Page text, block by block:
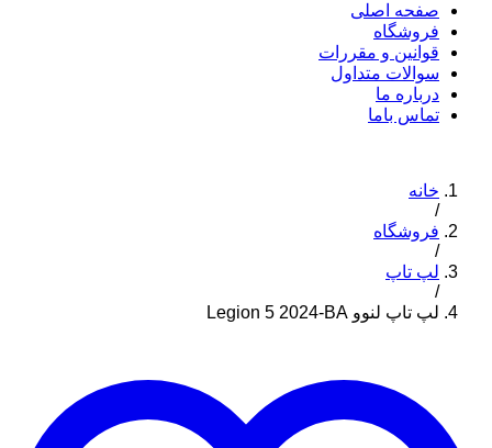
صفحه اصلی
فروشگاه
قوانین و مقررات
سوالات متداول
درباره ما
تماس باما
خانه
/
فروشگاه
/
لپ تاپ
/
لپ تاپ لنوو Legion 5 2024-BA